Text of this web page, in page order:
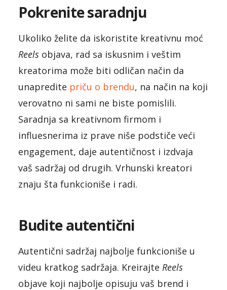
Pokrenite saradnju
Ukoliko želite da iskoristite kreativnu moć
Reels objava, rad sa iskusnim i veštim
kreatorima može biti odličan način da
unapredite priču o brendu, na način na koji
verovatno ni sami ne biste pomislili.
Saradnja sa kreativnom firmom i
influesnerima iz prave niše podstiče veći
engagement, daje autentičnost i izdvaja
vaš sadržaj od drugih. Vrhunski kreatori
znaju šta funkcioniše i radi.
Budite autentični
Autentični sadržaj najbolje funkcioniše u
videu kratkog sadržaja. KreirajteReels
objave koji najbolje opisuju vaš brend i